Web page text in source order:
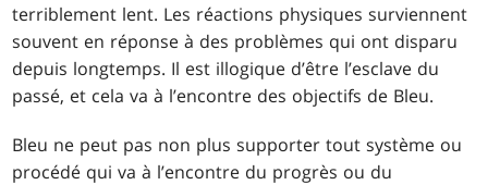
terriblement lent. Les réactions physiques surviennent
souvent en réponse à des problèmes qui ont disparu
depuis longtemps. Il est illogique d’être l’esclave du
passé, et cela va à l’encontre des objectifs de Bleu.
Bleu ne peut pas non plus supporter tout système ou
procédé qui va à l’encontre du progrès ou du